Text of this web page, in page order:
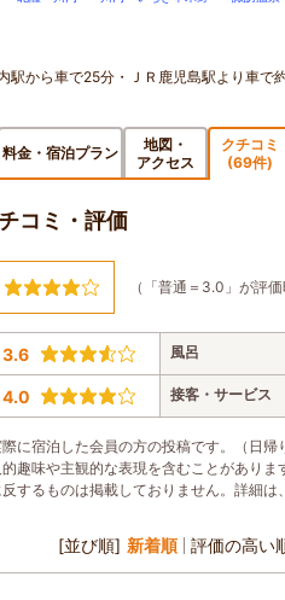
駅から車で25分・ＪＲ鹿児島駅より車で
料金・宿泊プラン
地図・
アクセス
クチコミ
(69件)
コミ・評価
（「普通＝3.0」が評価
3.6 風呂
4.0 接客・サービス
に宿泊した会員の方の投稿です。（日帰
趣味や主観的な表現を含むことがありま
するものは掲載しておりません。詳細は、
[並び順] 新着順 評価の高い